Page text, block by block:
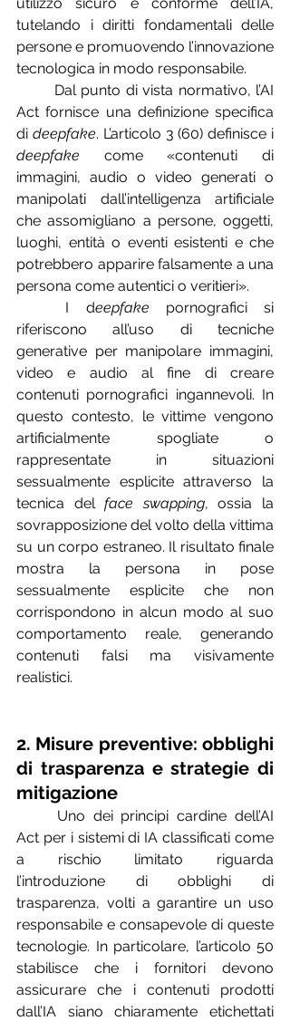
tutelando i diritti fondamentali delle
persone e promuovendo l’innovazione
tecnologica in modo responsabile.
Act fornisce una definizione specifica
di deepfake
deepfake come «contenuti di
immagini, audio o video generati o
manipolati dall’intelligenza artificiale
che assomigliano a persone, oggetti,
luoghi, entità o eventi esistenti e che
potrebbero apparire falsamente a una
persona come autentici o veritieri».
	I d
eepfake pornografici si
riferiscono all’uso di tecniche
generative per manipolare immagini,
video e audio al fine di creare
contenuti pornografici ingannevoli. In
questo contesto, le vittime vengono
artificialmente spogliate o
rappresentate in situazioni
sessualmente esplicite attraverso la
tecnica del face swapping, ossia la
sovrapposizione del volto della vittima
su un corpo estraneo. Il risultato finale
mostra la persona in pose
sessualmente esplicite che non
corrispondono in alcun modo al suo
comportamento reale, generando
contenuti falsi ma visivamente
realistici.
2. Misure preventive: obblighi
di trasparenza e strategie di
mitigazione
Act per i sistemi di IA classificati come
a rischio limitato riguarda
l’introduzione di obblighi di
trasparenza, volti a garantire un uso
responsabile e consapevole di queste
tecnologie. In particolare, l’articolo 50
stabilisce che i fornitori devono
assicurare che i contenuti prodotti
dall’IA siano chiaramente etichettati